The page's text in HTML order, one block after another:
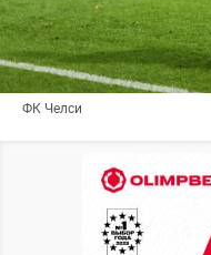
ФК Челси